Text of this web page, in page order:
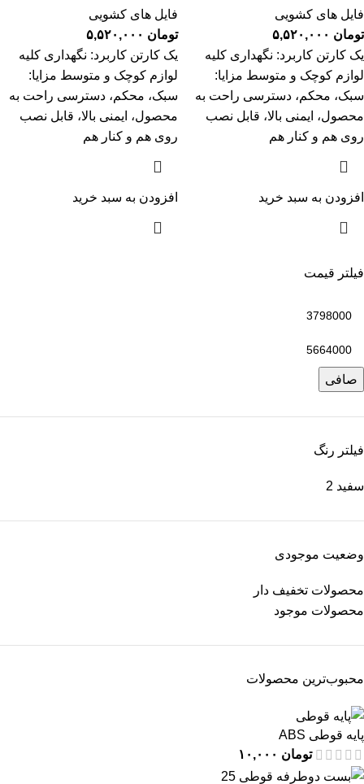
فیلتر قیمت
صافی
فیلتر رنگ
سفید 2
وضعیت موجودی
محصولات تخفیف دار
محصولات موجود
محبوب‌ترین محصولات
پایه قوطی ABS
تومان
فایل های کشویی
تومان
یک کارتن کاربرد: نگهداری کلیه
لوازم کوچک و متوسط مزایا:
سبک، محکم، دسترسی راحت به
محصول، ایمنی بالا، قابل نصب
روی هم و کنار هم
افزودن به سبد خرید
فایل های کشویی
تومان
یک کارتن کاربرد: نگهداری کلیه
لوازم کوچک و متوسط مزایا:
سبک، محکم، دسترسی راحت به
محصول، ایمنی بالا، قابل نصب
روی هم و کنار هم
افزودن به سبد خرید